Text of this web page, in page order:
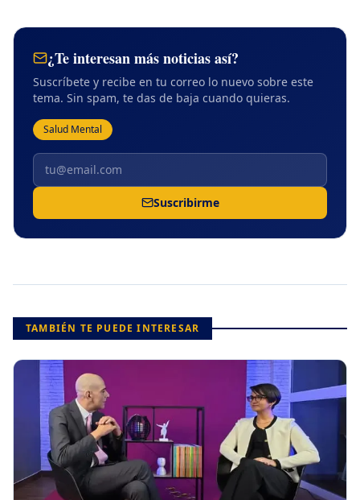
¿Te interesan más noticias así?
Suscríbete y recibe en tu correo lo nuevo sobre este
tema. Sin spam, te das de baja cuando quieras.
Salud Mental
Suscribirme
TAMBIÉN TE PUEDE INTERESAR